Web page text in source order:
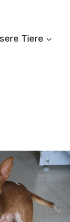
Tiere